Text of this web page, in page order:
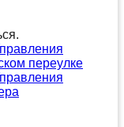
переулке